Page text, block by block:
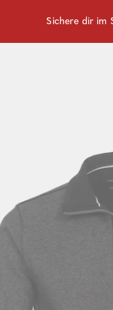
Sichere dir im